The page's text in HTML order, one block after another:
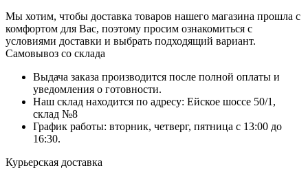
Мы хотим, чтобы доставка товаров нашего магазина прошла с
комфортом для Вас, поэтому просим ознакомиться с
условиями доставки и выбрать подходящий вариант.
Самовывоз со склада
Выдача заказа производится после полной оплаты и
уведомления о готовности.
Наш склад находится по адресу: Ейское шоссе 50/1,
склад №8
График работы: вторник, четверг, пятница с 13:00 до
16:30.
Курьерская доставка